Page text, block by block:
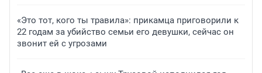
«Это тот, кого ты травила»: прикамца приговорили к
22 годам за убийство семьи его девушки, сейчас он
звонит ей с угрозами